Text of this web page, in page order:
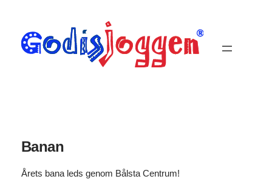
innehåll
Banan
Årets bana leds genom Bålsta Centrum!